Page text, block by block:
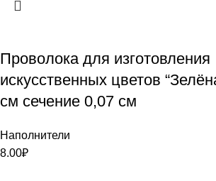
Проволока для изготовления
искусственных цветов
см сечение 0,07 см
Наполнители
8.00₽